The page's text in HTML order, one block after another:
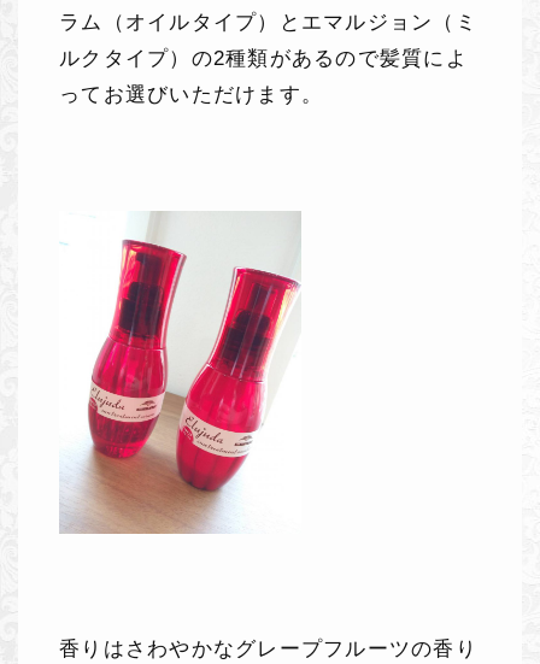
ラム（オイルタイプ）とエマルジョン（ミ
ルクタイプ）の2種類があるので髪質によ
ってお選びいただけます。
香りはさわやかなグレープフルーツの香り